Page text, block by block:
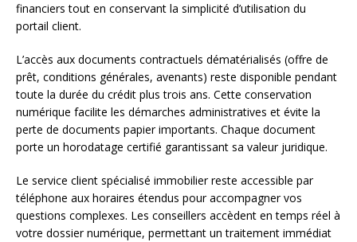
financiers tout en conservant la simplicité d’utilisation du
portail client.
L’accès aux documents contractuels dématérialisés (offre de
prêt, conditions générales, avenants) reste disponible pendant
toute la durée du crédit plus trois ans. Cette conservation
numérique facilite les démarches administratives et évite la
perte de documents papier importants. Chaque document
porte un horodatage certifié garantissant sa valeur juridique.
Le service client spécialisé immobilier reste accessible par
téléphone aux horaires étendus pour accompagner vos
questions complexes. Les conseillers accèdent en temps réel à
votre dossier numérique, permettant un traitement immédiat